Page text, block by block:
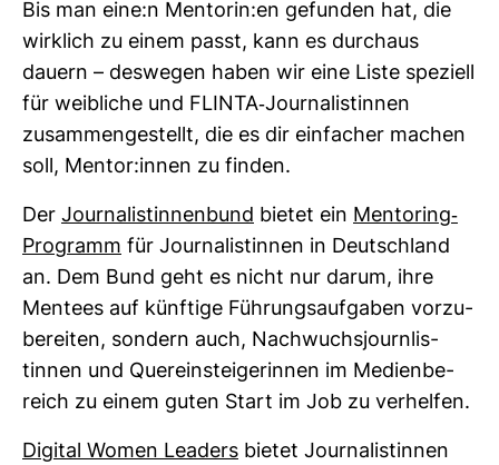
Bis man eine:n Men­torin:en gefunden hat, die
wirk­lich zu einem passt, kann es durchaus
dauern – des­wegen haben wir eine Liste spe­ziell
für weib­liche und FLINTA-​Jour­na­lis­tinnen
zusam­men­ge­stellt, die es dir ein­fa­cher machen
soll, Mentor:innen zu finden.
Der Jour­na­lis­tin­nen­bund bietet ein Men­to­ring-​
Pro­gramm für Jour­na­lis­tinnen in Deutsch­land
an. Dem Bund geht es nicht nur darum, ihre
Men­tees auf künf­tige Füh­rungs­auf­gaben vor­zu­
be­reiten, son­dern auch, Nach­wuchs­journ­lis­
tinnen und Quer­ein­stei­ge­rinnen im Medi­en­be­
reich zu einem guten Start im Job zu ver­helfen.
Digital Women Lea­ders bietet Jour­na­lis­tinnen